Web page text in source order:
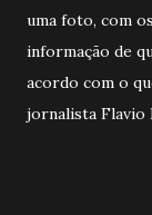
uma foto, com
informação de
acordo com o
jornalista Flavio